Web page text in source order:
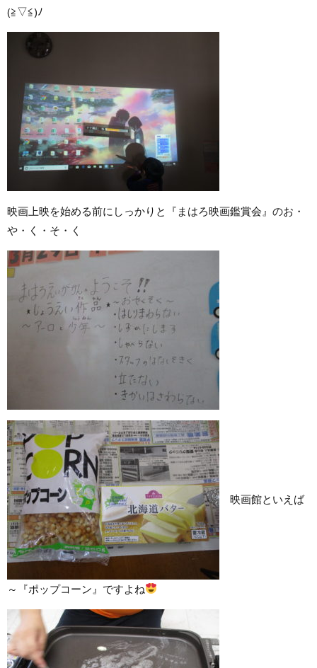
(≧▽≦)ﾉ
映画上映を始める前にしっかりと『まはろ映画鑑賞会』のお・
や・く・そ・く
映画館といえば
～『ポップコーン』ですよね